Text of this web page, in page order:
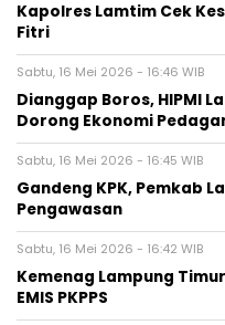
Kapolres Lamtim Cek
Fitri
Sabtu, 16 Mei 2026 - 16:46 WIB
Dianggap Boros, HIPMI
Dorong Ekonomi
Sabtu, 16 Mei 2026 - 16:45 WIB
Gandeng KPK, Pemkab
Pengawasan
Sabtu, 16 Mei 2026 - 16:42 WIB
Kemenag Lampung
EMIS PKPPS